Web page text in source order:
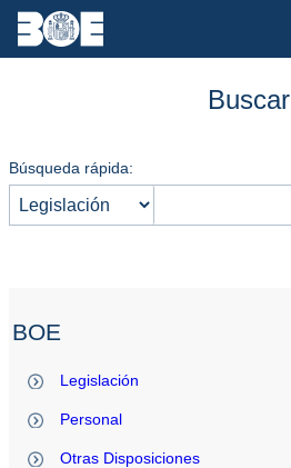
Buscar
Búsqueda rápida:
BOE
Legislación
Personal
Otras Disposiciones